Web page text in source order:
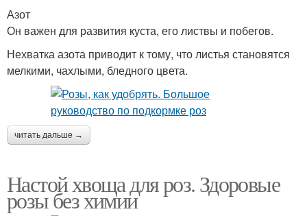
Азот
Он важен для развития куста, его листвы и побегов.
Нехватка азота приводит к тому, что листья становятся
мелкими, чахлыми, бледного цвета.
читать дальше →
Настой хвоща для роз. Здоровые
розы без химии